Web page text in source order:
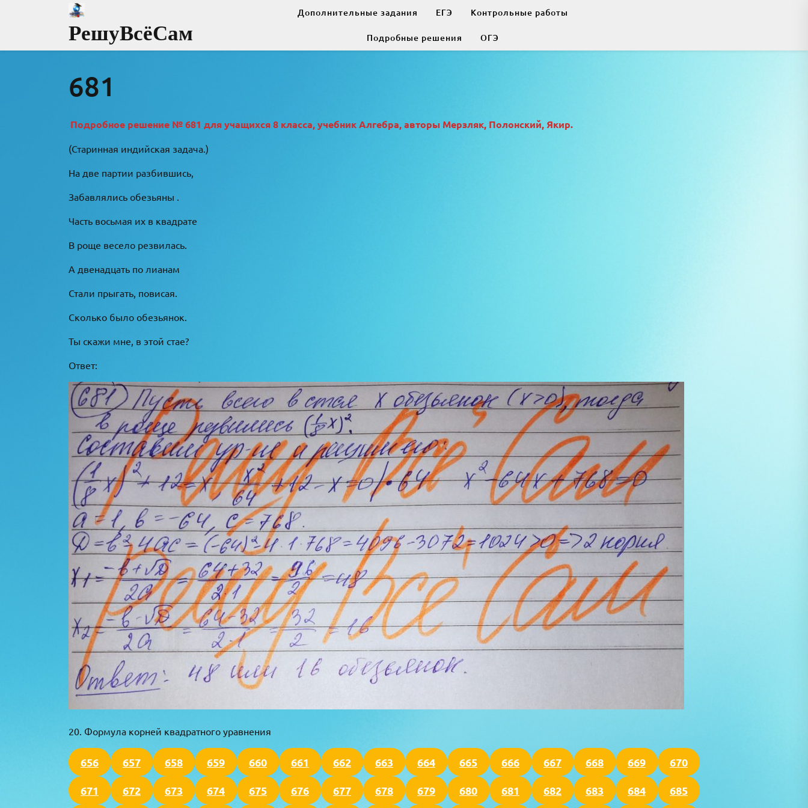
РешуВсёСам
Дополнительные задания ЕГЭ Контрольные работы
Подробные решения ОГЭ
681
Подробное решение № 681 для учащихся 8 класса, учебник Алгебра, авторы Мерзляк, Полонский, Якир.
(Старинная индийская задача.)
На две партии разбившись,
Забавлялись обезьяны .
Часть восьмая их в квадрате
В роще весело резвилась.
А двенадцать по лианам
Стали прыгать, повисая.
Сколько было обезьянок.
Ты скажи мне, в этой стае?
Ответ:
20. Формула корней квадратного уравнения
656 657 658 659 660 661 662 663 664 665 666 667 668 669 670
671 672 673 674 675 676 677 678 679 680 681 682 683 684 685